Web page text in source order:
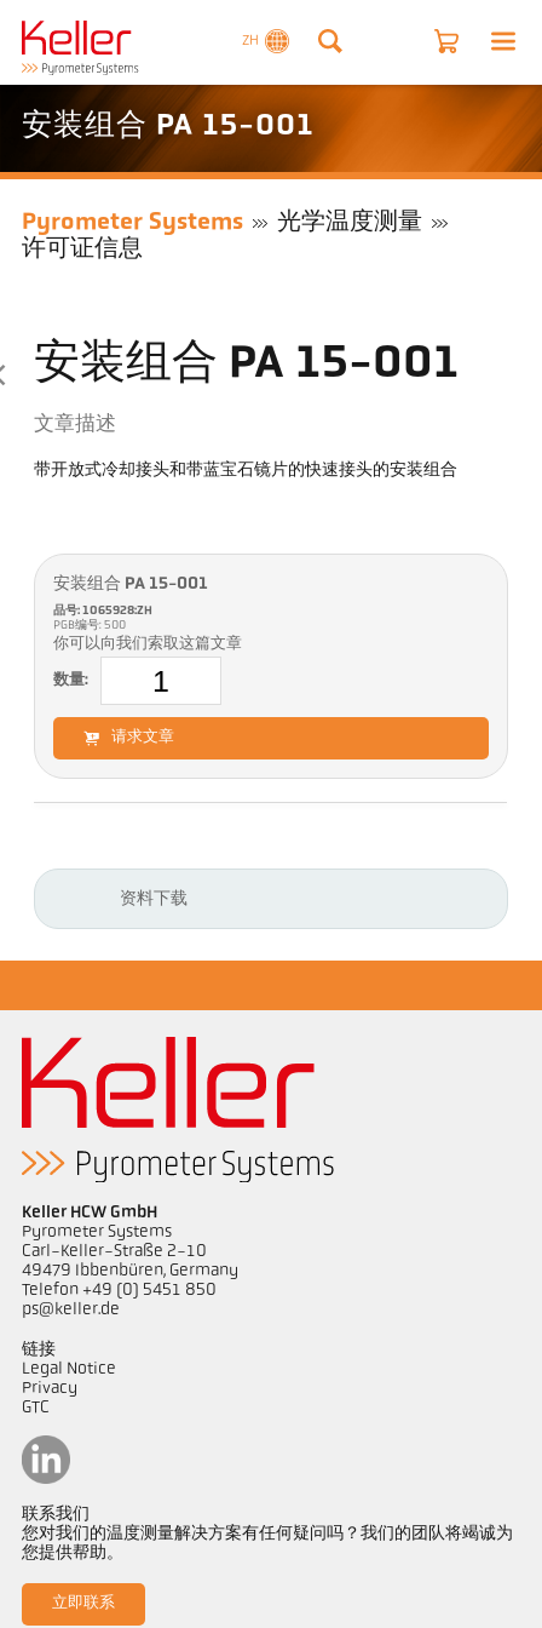
ZH
安装组合 PA 15-001
Pyrometer Systems
光学温度测量
许可证信息
安装组合 PA 15-001
文章描述
带开放式冷却接头和带蓝宝石镜片的快速接头的安装组合
安装组合 PA 15-001
品号: 1065928:ZH
PGB编号: 500
你可以向我们索取这篇文章
数量:
请求文章
资料下载
Keller HCW GmbH
Pyrometer Systems
Carl-Keller-Straße 2-10
49479 Ibbenbüren, Germany
Telefon +49 (0) 5451 850
ps@keller.de
链接
Legal Notice
Privacy
GTC
联系我们
您对我们的温度测量解决方案有任何疑问吗？我们的团队将竭诚为
您提供帮助。
立即联系